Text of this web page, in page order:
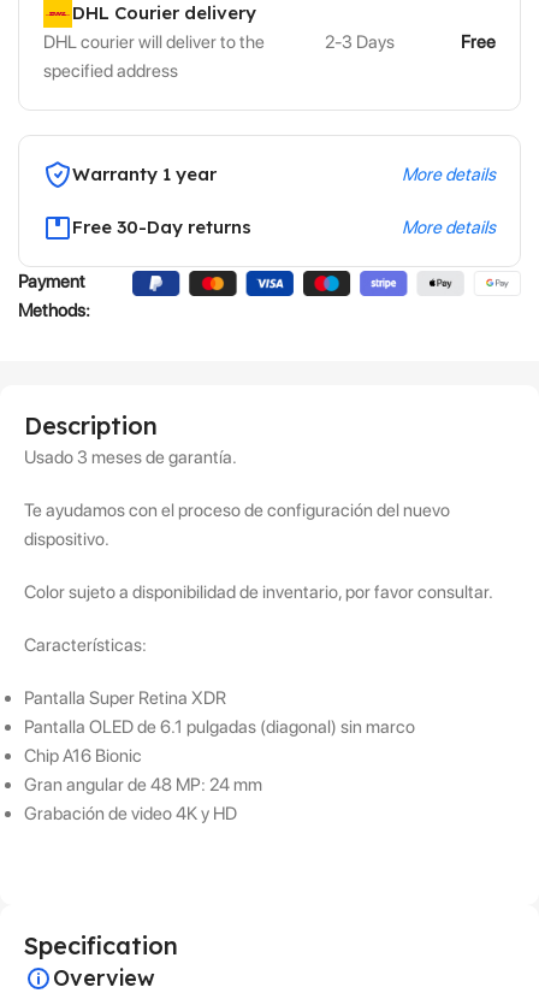
DHL Courier delivery
DHL courier will deliver to the
specified address
2-3 Days Free
Warranty 1 year More details
Free 30-Day returns More details
Payment
Methods:
Description
Usado 3 meses de garantía.
Te ayudamos con el proceso de configuración del nuevo
dispositivo.
Color sujeto a disponibilidad de inventario, por favor consultar.
Características:
Pantalla Super Retina XDR
Pantalla OLED de 6.1 pulgadas (diagonal) sin marco
Chip A16 Bionic
Gran angular de 48 MP: 24 mm
Grabación de video 4K y HD
Specification
Overview